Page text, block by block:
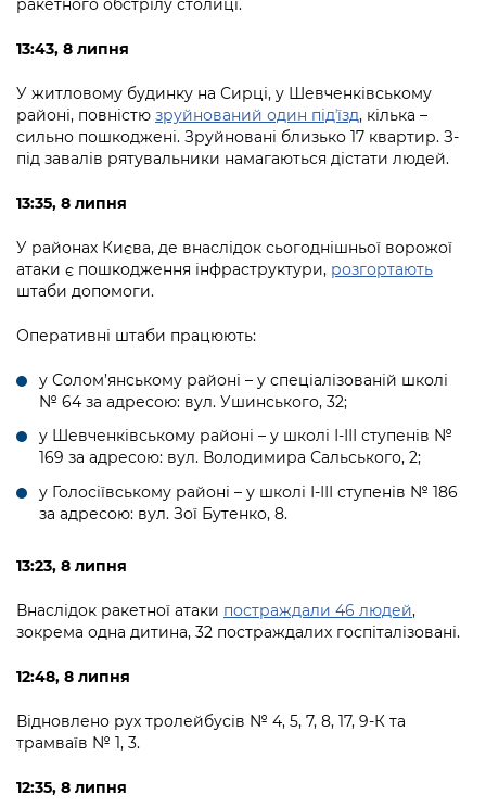
ракетного обстрілу столиці.
13:43, 8 липня
У житловому будинку на Сирці, у Шевченківському
районі, повністю зруйнований один підʼїзд, кілька –
сильно пошкоджені. Зруйновані близько 17 квартир. З-
під завалів рятувальники намагаються дістати людей.
13:35, 8 липня
У районах Києва, де внаслідок сьогоднішньої ворожої
атаки є пошкодження інфраструктури, розгортають
штаби допомоги.
Оперативні штаби працюють:
у Солом’янському районі – у спеціалізованій школі
№ 64 за адресою: вул. Ушинського, 32;
у Шевченківському районі – у школі І-ІІІ ступенів №
169 за адресою: вул. Володимира Сальського, 2;
у Голосіївському районі – у школі І-ІІІ ступенів № 186
за адресою: вул. Зої Бутенко, 8.
13:23, 8 липня
Внаслідок ракетної атаки постраждали 46 людей,
зокрема одна дитина, 32 постраждалих госпіталізовані.
12:48, 8 липня
Відновлено рух тролейбусів № 4, 5, 7, 8, 17, 9-К та
трамваїв № 1, 3.
12:35, 8 липня